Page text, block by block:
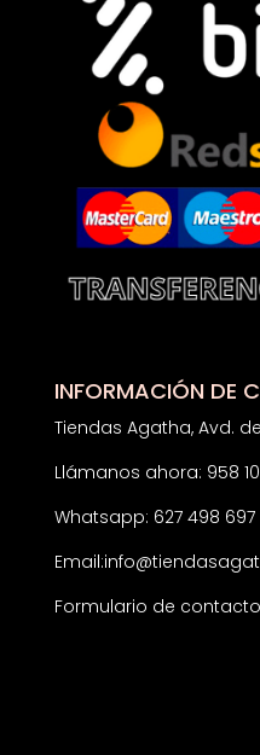
INFORMACIÓN DE
Tiendas Agatha, Avd.
Llámanos ahora: 958
Whatsapp: 627 498 697
Email:
Formulario de contacto